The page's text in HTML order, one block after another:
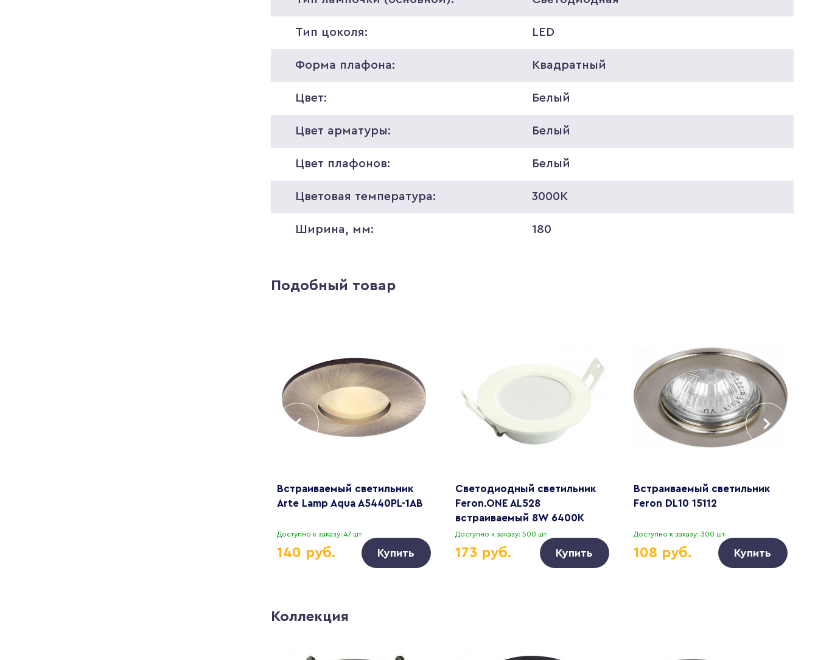
Тип цоколя: LED
Форма плафона: Квадратный
Цвет: Белый
Цвет арматуры: Белый
Цвет плафонов: Белый
Цветовая температура: 3000K
Ширина, мм: 180
Подобный товар
Встраиваемый светильник
Arte Lamp Aqua A5440PL-1AB
Доступно к заказу: 47 шт.
140 руб. Купить
Светодиодный светильник
Feron.ONE AL528
встраиваемый 8W 6400K
белый 51184
Доступно к заказу: 500 шт.
173 руб. Купить
Встраиваемый светильник
Feron DL10 15112
Доступно к заказу: 300 шт.
108 руб. Купить
Коллекция